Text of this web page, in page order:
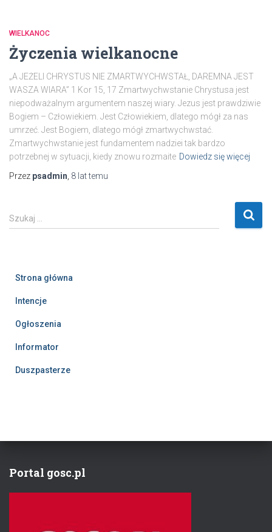
WIELKANOC
Życzenia wielkanocne
„A JEŻELI CHRYSTUS NIE ZMARTWYCHWSTAŁ, DAREMNA JEST
WASZA WIARA” 1 Kor 15, 17 Zmartwychwstanie Chrystusa jest
niepodważalnym argumentem naszej wiary. Jezus jest prawdziwie
Bogiem – Człowiekiem. Jest Człowiekiem, dlatego mógł za nas
umrzeć. Jest Bogiem, dlatego mógł zmartwychwstać.
Zmartwychwstanie jest fundamentem nadziei tak bardzo
potrzebnej w sytuacji, kiedy znowu rozmaite Dowiedz się więcej
Przez psadmin 8 lattemu
S
z
Szukaj …
Strona główna
Intencje
Ogłoszenia
Informator
Duszpasterze
Portal gosc.pl